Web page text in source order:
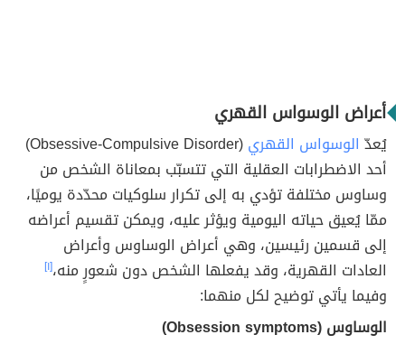
أعراض الوسواس القهري
يُعدّ الوسواس القهري
(Obsessive-Compulsive Disorder)
أحد الاضطرابات العقلية التي تتسبّب بمعاناة الشخص من
وساوس مختلفة تؤدي به إلى تكرار سلوكيات محدّدة يوميًا،
ممّا يُعيق حياته اليومية ويؤثر عليه، ويمكن تقسيم أعراضه
إلى قسمين رئيسين، وهي أعراض الوساوس وأعراض
العادات القهرية، وقد يفعلها الشخص دون شعورٍ منه،[١]
وفيما يأتي توضيح لكل منهما:
الوساوس (Obsession symptoms)